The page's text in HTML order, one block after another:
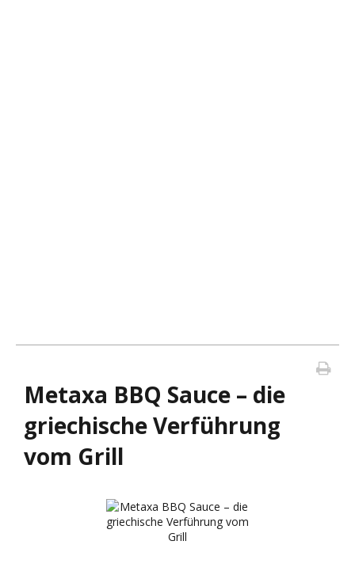
Metaxa BBQ Sauce – die
griechische Verführung
vom Grill